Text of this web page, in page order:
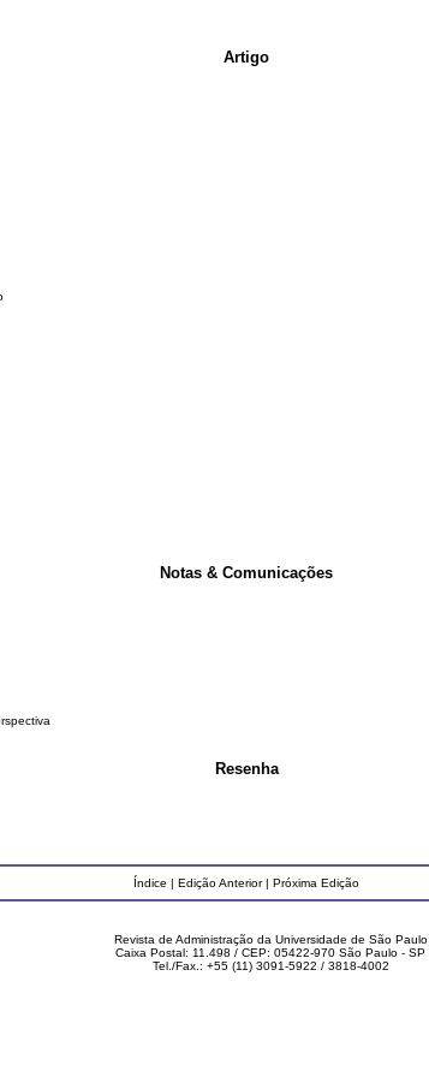
Artigo
Notas & Comunicações
Resenha
Índice | Edição Anterior| Próxima Edição
Revista de Administração da Universidade de São Paulo
Caixa Postal: 11.498 / CEP: 05422-970 São Paulo - SP
Tel./Fax.: +55 (11) 3091-5922 / 3818-4002